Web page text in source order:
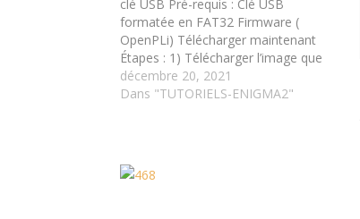
clé USB Pré-requis : Clé USB
formatée en FAT32 Firmware (
OpenPLi) Télécharger maintenant
Étapes : 1) Télécharger l’image que
vous voulez pour votre Zgemma
H9.2H SE 2) Décompresser l’archive
la racine de…
décembre 20, 2021
Dans "TUTORIELS-ENIGMA2"